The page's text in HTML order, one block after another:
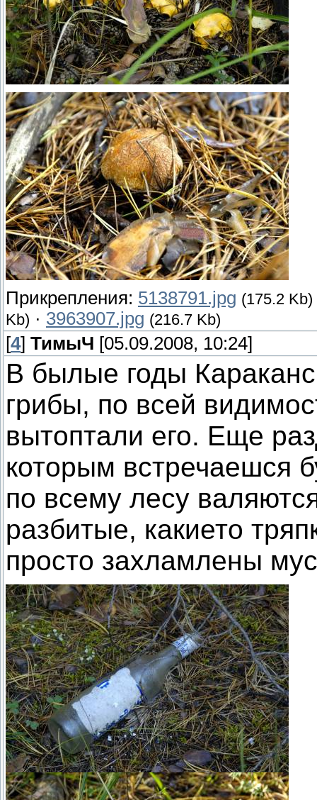
Прикрепления: 5138791.jpg (175.2 Kb)
Kb) · 3963907.jpg (216.7 Kb)
[4] ТимыЧ [05.09.2008, 10:24]
В былые годы
грибы, по всей
вытоптали его. Еще
которым встречаешся
по всему лесу
разбитые, какието
просто захламлены